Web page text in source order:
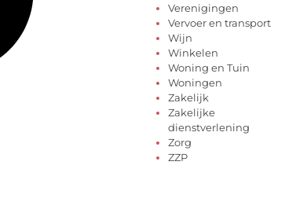
Verenigingen
Vervoer en transport
Wijn
Winkelen
Woning en Tuin
Woningen
Zakelijk
Zakelijke
dienstverlening
Zorg
ZZP